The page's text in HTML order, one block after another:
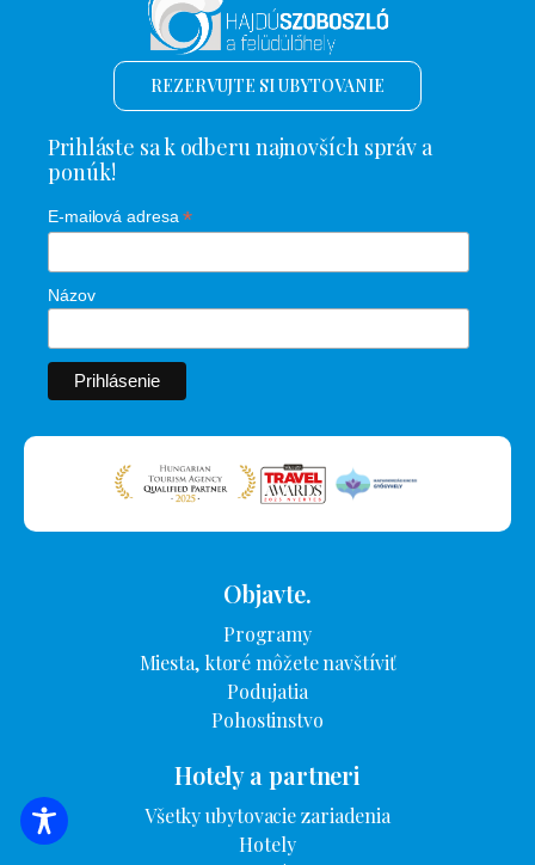
VYHĽADÁVANIE UBYTOVANIA
REZERVUJTE SI UBYTOVANIE
Prihláste sa k odberu najnovších správ a
ponúk!
E-mailová adresa*
Názov
Objavte.
Programy
Miesta, ktoré môžete navštíviť
Podujatia
Pohostinstvo
Hotely a partneri
Všetky ubytovacie zariadenia
Hotely